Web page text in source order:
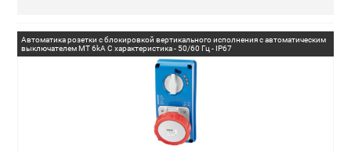
Автоматика розетки с блокировкой вертикального исполнения с автоматическим
выключателем MT 6kA C характеристика - 50/60 Гц - IP67